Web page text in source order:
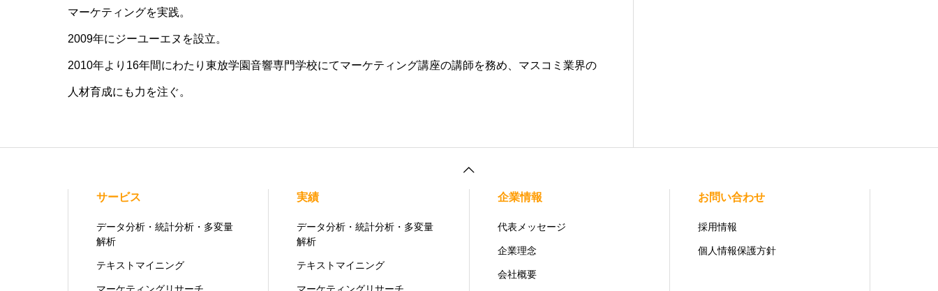
マーケティングを実践。
2009年にジーユーエヌを設立。
2010年より16年間にわたり東放学園音響専門学校にてマーケティング講座の講師を務め、マスコミ業界の
人材育成にも力を注ぐ。
サービス
データ分析・統計分析・多変量
解析
テキストマイニング
実績
データ分析・統計分析・多変量
解析
テキストマイニング
企業情報
代表メッセージ
企業理念
会社概要
お問い合わせ
採用情報
個人情報保護方針